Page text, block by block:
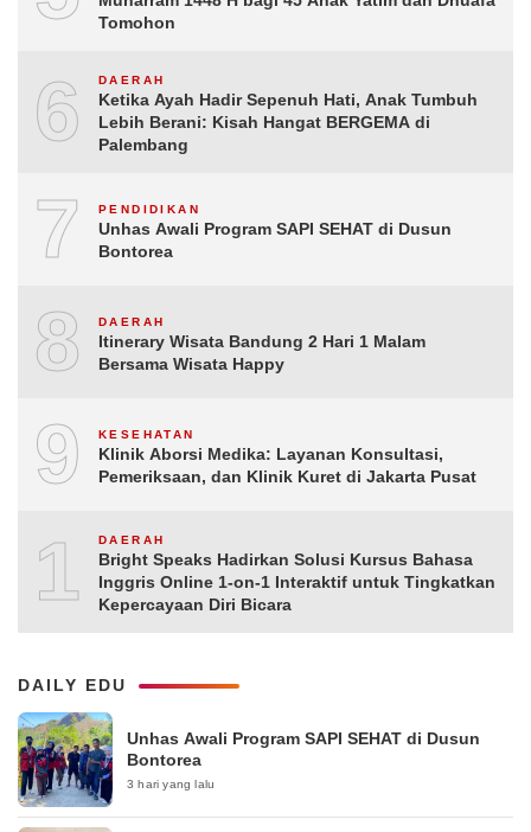
Tomohon
6 DAERAH
Ketika Ayah Hadir Sepenuh Hati, Anak Tumbuh
Lebih Berani: Kisah Hangat BERGEMA di
Palembang
7 PENDIDIKAN
Unhas Awali Program SAPI SEHAT di Dusun
Bontorea
8 DAERAH
Itinerary Wisata Bandung 2 Hari 1 Malam
Bersama Wisata Happy
9 KESEHATAN
Klinik Aborsi Medika: Layanan Konsultasi,
Pemeriksaan, dan Klinik Kuret di Jakarta Pusat
10DAERAH
Bright Speaks Hadirkan Solusi Kursus Bahasa
Inggris Online 1-on-1 Interaktif untuk Tingkatkan
Kepercayaan Diri Bicara
DAILY EDU
Unhas Awali Program SAPI SEHAT di Dusun
Bontorea
3 hari yang lalu